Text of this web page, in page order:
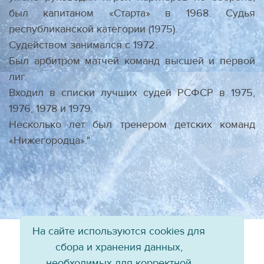
был капитаном «Старта» в 1968. Судья
республиканской категории (1975).
Судейством занимался с 1972.
Был арбитром матчей команд высшей и первой
лиг.
Вхо­дил в списки лучших судей РСФСР в 1975,
1976, 1978 и 1979.
Несколько лет был тренером детских команд
«Нижегородца»."
На сайте используются cookies для
сбора и хранения данных,